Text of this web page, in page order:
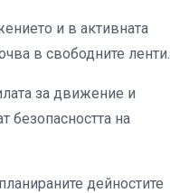
и в активната
в свободните ленти.
за движение и
безопасността на
дейностите